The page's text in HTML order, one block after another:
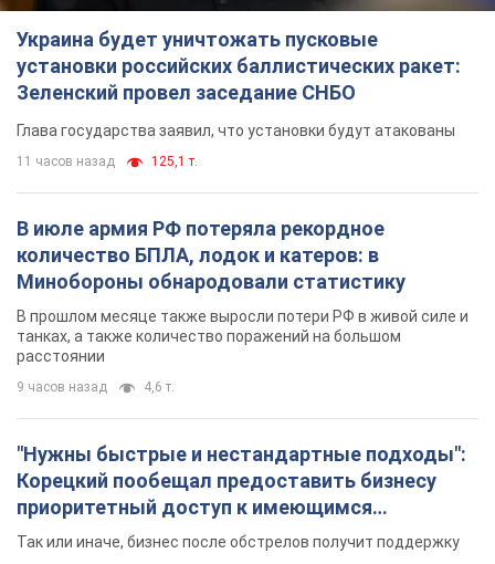
Украина будет уничтожать пусковые
установки российских баллистических ракет:
Зеленский провел заседание СНБО
Глава государства заявил, что установки будут атакованы
11 часов назад 125,1 т.
В июле армия РФ потеряла рекордное
количество БПЛА, лодок и катеров: в
Минобороны обнародовали статистику
В прошлом месяце также выросли потери РФ в живой силе и
танках, а также количество поражений на большом
расстоянии
9 часов назад 4,6 т.
"Нужны быстрые и нестандартные подходы":
Корецкий пообещал предоставить бизнесу
приоритетный доступ к имеющимся
складским помещениям
Так или иначе, бизнес после обстрелов получит поддержку